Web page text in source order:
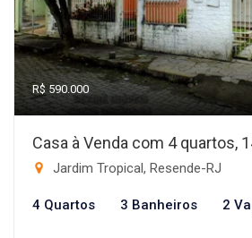
R$ 590.000
Casa à Venda com 4 quartos,
Jardim Tropical, Resende-RJ
4 Quartos 3 Banheiros 2